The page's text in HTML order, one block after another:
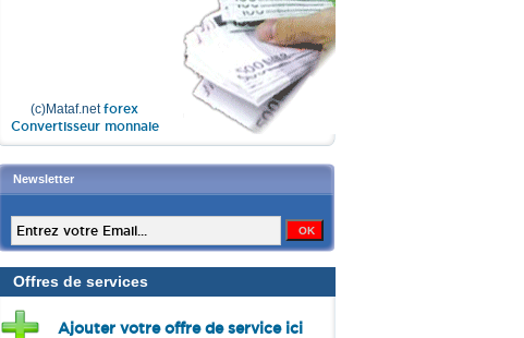
(c)Mataf.netforex
Convertisseur monnaie
Newsletter
Offres de services
Ajouter votre offre de service ici